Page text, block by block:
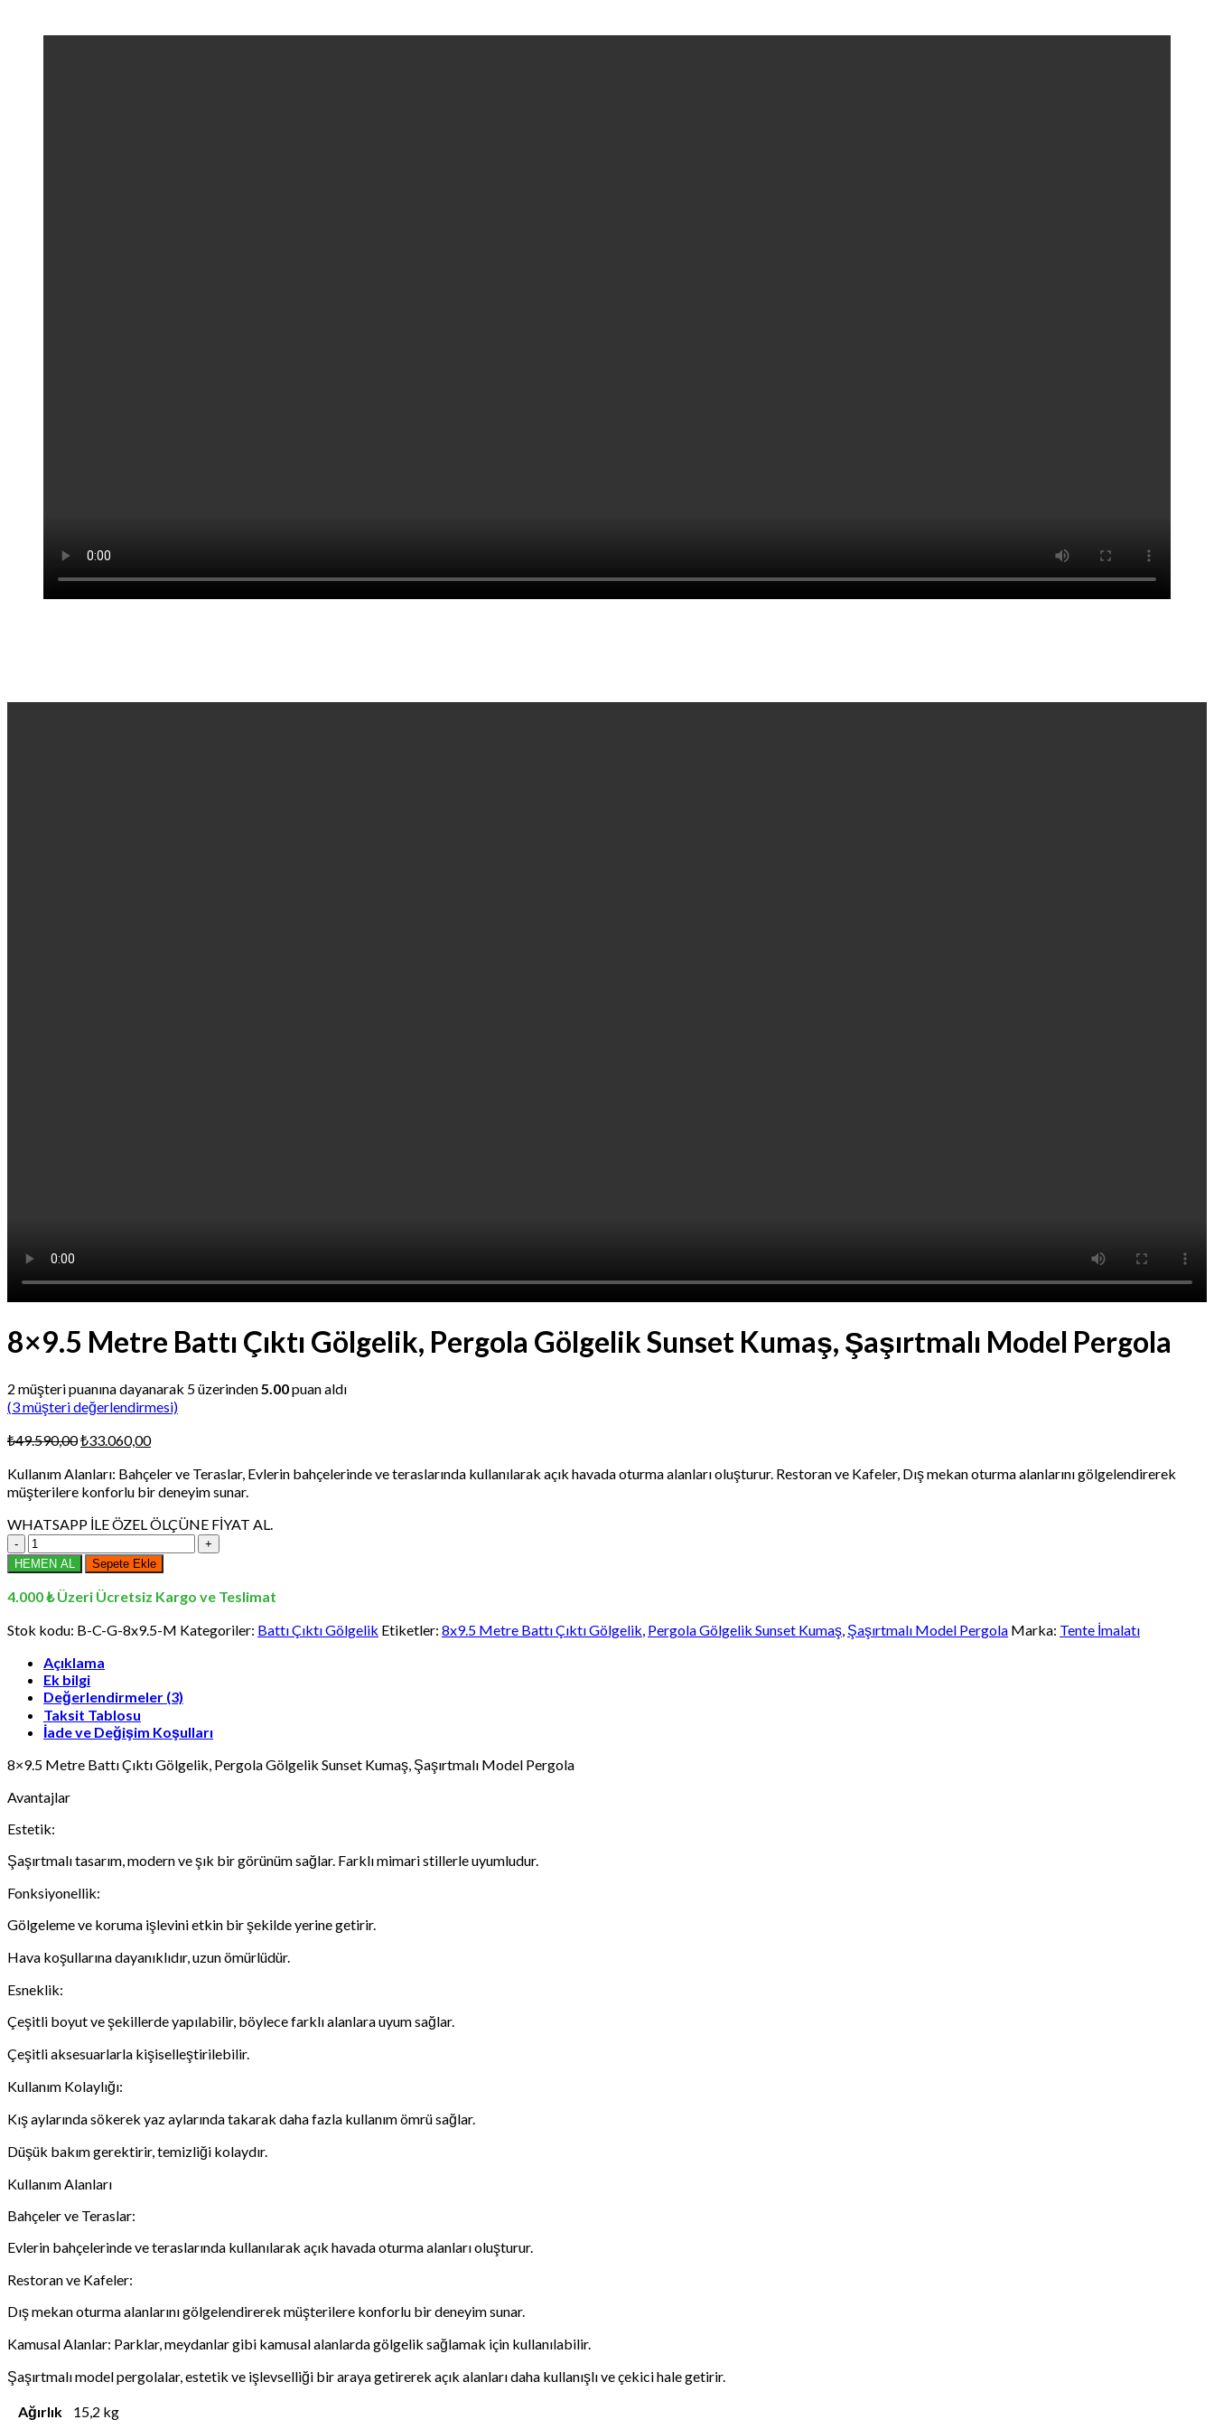
8×9.5 Metre Battı Çıktı Gölgelik, Pergola Gölgelik Sunset Kumaş, Şaşırtmalı Model Pergola
2 müşteri puanına dayanarak 5 üzerinden5.00puan aldı
(3müşteri değerlendirmesi)
₺49.590,00Orijinal
₺49.590,00.
₺33.060,00Şu
fiyat:
₺33.060,00.
Kullanım Alanları: Bahçeler ve Teraslar, Evlerin bahçelerinde ve teraslarında kullanılarak açık havada oturma alanları oluşturur. Restoran ve Kafeler, Dış mekan oturma alanlarını gölgelendirerek
müşterilere konforlu bir deneyim sunar.
WHATSAPP İLE ÖZEL ÖLÇÜNE FİYAT AL.
8x9.5
Metre
Battı
Çıktı
Pergola
Sunset
Kumaş,
Şaşırtmalı
Model
Pergola
HEMEN AL Sepete Ekle
4.000 ₺ Üzeri Ücretsiz Kargo ve Teslimat
Stok kodu: B-C-G-8x9.5-M Kategoriler: Battı Çıktı Gölgelik Etiketler: 8x9.5 Metre Battı Çıktı Gölgelik, Pergola Gölgelik Sunset Kumaş, Şaşırtmalı Model Pergola Marka: Tente İmalatı
Açıklama
Ek bilgi
Değerlendirmeler (3)
Taksit Tablosu
İade ve Değişim Koşulları
8×9.5 Metre Battı Çıktı Gölgelik, Pergola Gölgelik Sunset Kumaş, Şaşırtmalı Model Pergola
Avantajlar
Estetik:
Şaşırtmalı tasarım, modern ve şık bir görünüm sağlar. Farklı mimari stillerle uyumludur.
Fonksiyonellik:
Gölgeleme ve koruma işlevini etkin bir şekilde yerine getirir.
Hava koşullarına dayanıklıdır, uzun ömürlüdür.
Esneklik:
Çeşitli boyut ve şekillerde yapılabilir, böylece farklı alanlara uyum sağlar.
Çeşitli aksesuarlarla kişiselleştirilebilir.
Kullanım Kolaylığı:
Kış aylarında sökerek yaz aylarında takarak daha fazla kullanım ömrü sağlar.
Düşük bakım gerektirir, temizliği kolaydır.
Kullanım Alanları
Bahçeler ve Teraslar:
Evlerin bahçelerinde ve teraslarında kullanılarak açık havada oturma alanları oluşturur.
Restoran ve Kafeler:
Dış mekan oturma alanlarını gölgelendirerek müşterilere konforlu bir deneyim sunar.
Kamusal Alanlar: Parklar, meydanlar gibi kamusal alanlarda gölgelik sağlamak için kullanılabilir.
Şaşırtmalı model pergolalar, estetik ve işlevselliği bir araya getirerek açık alanları daha kullanışlı ve çekici hale getirir.
Ağırlık
15,2 kg